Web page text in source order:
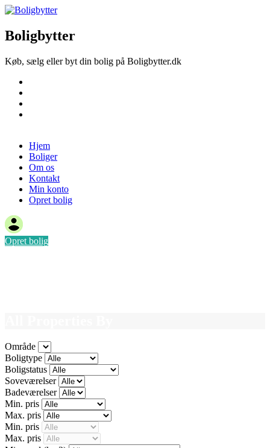
Boligbytter
Køb, sælg eller byt din bolig på Boligbytter.dk
Hjem
Boliger
Om os
Kontakt
Min konto
Opret bolig
Opret bolig
Område
Boligtype
Boligstatus
Soveværelser
Badeværelser
Min. pris
Max. pris
Min. pris
Max. pris